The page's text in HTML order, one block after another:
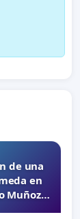
de una
en
Muñoz